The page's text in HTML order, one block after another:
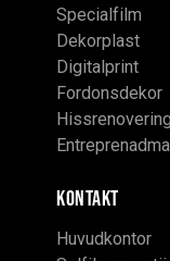
Specialfilm
Dekorplast
Digitalprint
Fordonsdekor
Hissrenovering
KONTAKT
Huvudkontor